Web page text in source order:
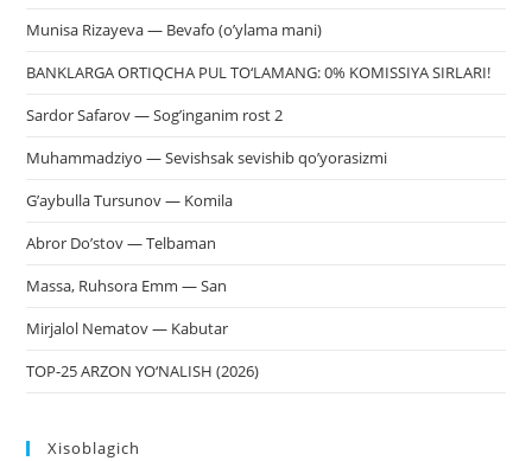
Munisa Rizayeva — Bevafo (o’ylama mani)
BANKLARGA ORTIQCHA PUL TO‘LAMANG: 0% KOMISSIYA SIRLARI!
Sardor Safarov — Sog’inganim rost 2
Muhammadziyo — Sevishsak sevishib qo’yorasizmi
G’aybulla Tursunov — Komila
Abror Do’stov — Telbaman
Massa, Ruhsora Emm — San
Mirjalol Nematov — Kabutar
TOP-25 ARZON YO‘NALISH (2026)
Xisoblagich